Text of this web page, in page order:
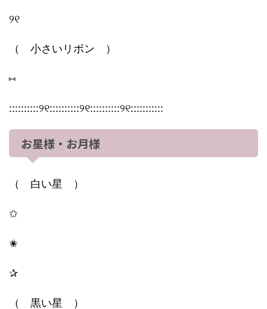
୨୧
（ 小さいリボン ）
⑅
::::::::::୨୧::::::::::୨୧::::::::::୨୧:::::::::::
お星様・お月様
（ 白い星 ）
✩
✬
✰
（ 黒い星 ）